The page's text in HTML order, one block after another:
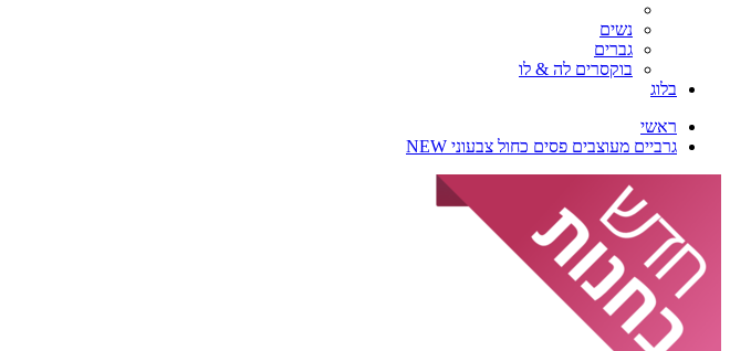
נשים
גברים
בוקסרים לה & לו
בלוג
ראשי
גרביים מעוצבים פסים כחול צבעוני NEW